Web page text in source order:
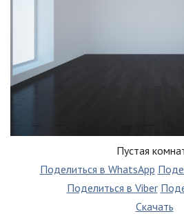
Пустая
Поделиться в WhatsApp
Поделиться в Viber
Скачать